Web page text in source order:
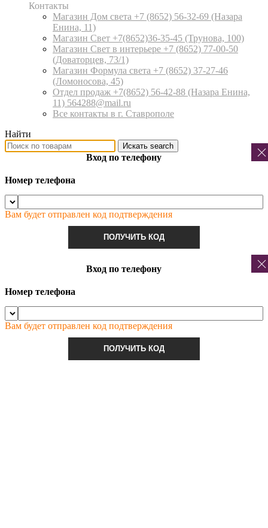
Контакты
Магазин Дом света +7 (8652) 56-32-69 (Назара
Енина, 11)
Магазин Свет +7(8652)36-35-45 (Трунова, 100)
Магазин Свет в интерьере +7 (8652) 77-00-50
(Доваторцев, 73/1)
Магазин Формула света +7 (8652) 37-27-46
(Ломоносова, 45)
Отдел продаж +7(8652) 56-42-88 (Назара Енина,
11) 564288@mail.ru
Все контакты в г. Ставрополе
Найти
Искать search
Вход по телефону
Номер телефона
Вам будет отправлен код подтверждения
ПОЛУЧИТЬ КОД
Вход по телефону
Номер телефона
Вам будет отправлен код подтверждения
ПОЛУЧИТЬ КОД